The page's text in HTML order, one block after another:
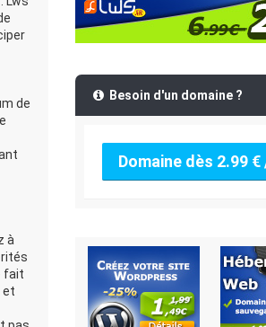
de
à
fait
et
Besoin d'un domaine ?
Domaine dès 2.99 €